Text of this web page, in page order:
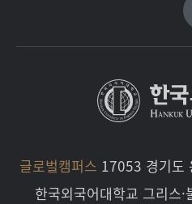
글로벌캠퍼스 17053 경기도
한국외국어대학교 그리스